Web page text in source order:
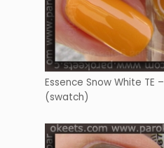
Essence Snow White TE
(swatch)